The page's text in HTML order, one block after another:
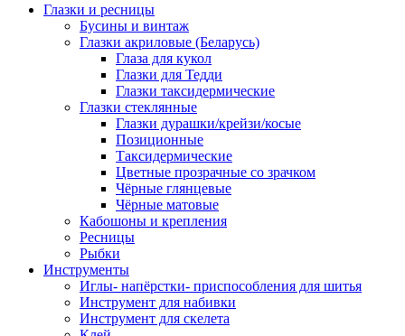
Глазки и ресницы
Бусины и винтаж
Глазки акриловые (Беларусь)
Глаза для кукол
Глазки для Тедди
Глазки таксидермические
Глазки стеклянные
Глазки дурашки/крейзи/косые
Позиционные
Таксидермические
Цветные прозрачные со зрачком
Чёрные глянцевые
Чёрные матовые
Кабошоны и крепления
Ресницы
Рыбки
Инструменты
Иглы- напёрстки- приспособления для шитья
Инструмент для набивки
Инструмент для скелета